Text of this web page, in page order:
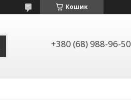
Кошик
+380 (68) 988-96-50